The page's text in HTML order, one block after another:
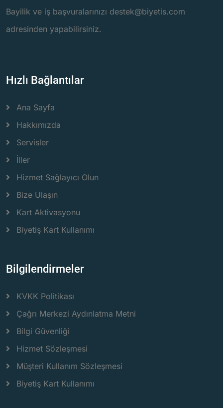
Bayilik ve iş başvuralarınızı destek@biyetis.com
adresinden yapabilirsiniz.
Hızlı Bağlantılar
Ana Sayfa
Hakkımızda
Servisler
İller
Hizmet Sağlayıcı Olun
Bize Ulaşın
Kart Aktivasyonu
Biyetiş Kart Kullanımı
Bilgilendirmeler
KVKK Politikası
Çağrı Merkezi Aydınlatma Metni
Bilgi Güvenliği
Hizmet Sözleşmesi
Müşteri Kullanım Sözleşmesi
Biyetiş Kart Kullanımı